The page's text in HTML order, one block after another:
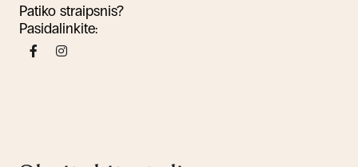
Patiko straipsnis?
Pasidalinkite: